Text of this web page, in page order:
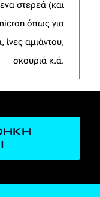
στερεά (και
όπως για
αμιάντου,
σκουριά κ.ά.